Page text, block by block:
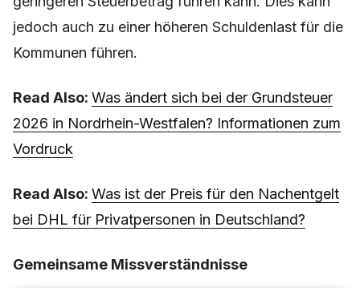
jedoch auch zu einer höheren Schuldenlast für die
Kommunen führen.
Read Also: Was ändert sich bei der Grundsteuer
2026 in Nordrhein-Westfalen? Informationen zum
Vordruck
Read Also: Was ist der Preis für den Nachentgelt
bei DHL für Privatpersonen in Deutschland?
Gemeinsame Missverständnisse